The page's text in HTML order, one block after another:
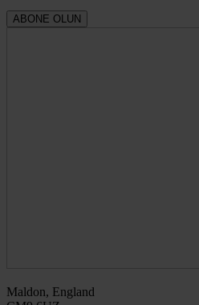
Maldon, England